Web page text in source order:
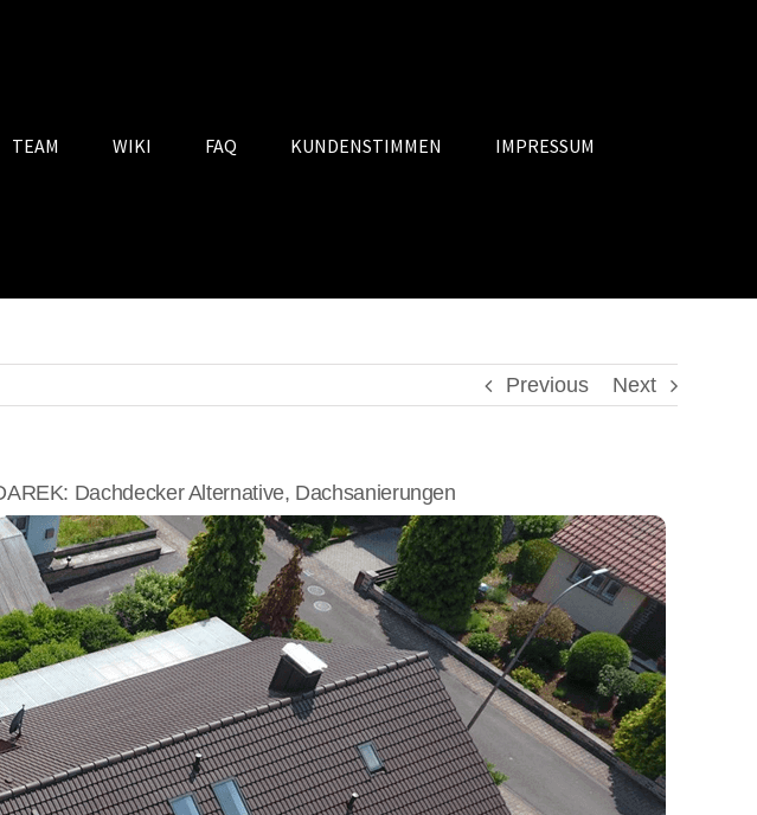
TEAM WIKI FAQ KUNDENSTIMMEN IMPRESSUM
Previous Next
Dachdecker Alternative, Dachsanierungen